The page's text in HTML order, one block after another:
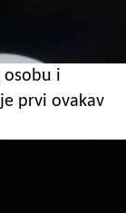
osobu i
prvi ovakav